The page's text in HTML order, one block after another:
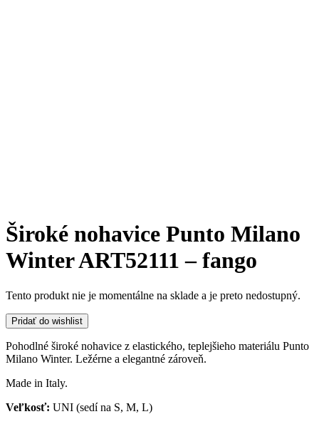
Široké nohavice Punto Milano
Winter ART52111 – fango
Tento produkt nie je momentálne na sklade a je preto nedostupný.
Pridať do wishlist
Pohodlné široké nohavice z elastického, teplejšieho materiálu Punto
Milano Winter. Ležérne a elegantné zároveň.
Made in Italy.
Veľkosť: UNI (sedí na S, M, L)